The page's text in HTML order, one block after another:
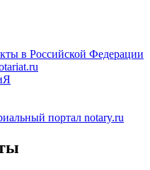
в Российской Федерации
портал notary.ru